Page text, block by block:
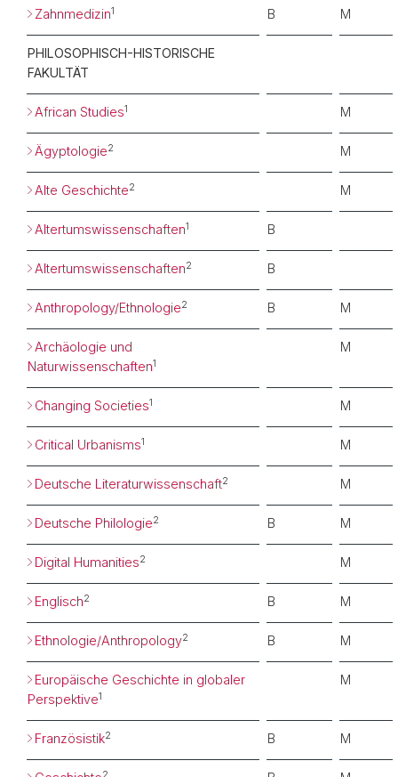
Zahnmedizin1 B M
PHILOSOPHISCH-HISTORISCHE
FAKULTÄT
African Studies1 M
Ägyptologie2 M
Alte Geschichte2 M
Altertumswissenschaften1 B
Altertumswissenschaften2 B
Anthropology/Ethnologie2 B M
Archäologie und
Naturwissenschaften1
M
Changing Societies1 M
Critical Urbanisms1 M
Deutsche Literaturwissenschaft2 M
Deutsche Philologie2 B M
Digital Humanities2 M
Englisch2 B M
Ethnologie/Anthropology2 B M
Europäische Geschichte in globaler
Perspektive1
M
Französistik2 B M
2